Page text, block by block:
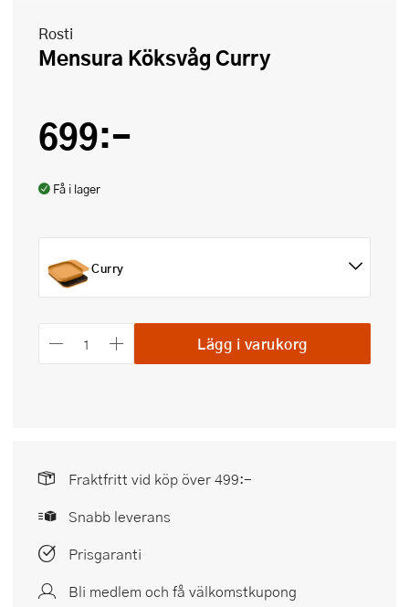
Rosti
Mensura Köksvåg Curry
699:-
Få i lager
Curry
Lägg i varukorg
Fraktfritt vid köp över 499:-
Snabb leverans
Prisgaranti
Bli medlem och få välkomstkupong